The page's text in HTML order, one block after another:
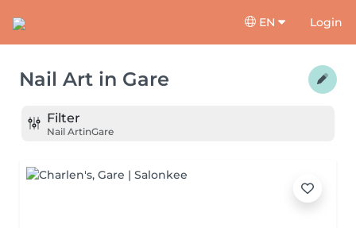
EN Login
Nail Art in Gare
Filter
Nail ArtinGare